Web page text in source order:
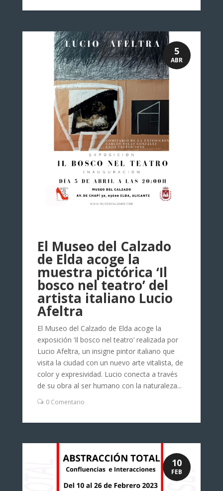
El Museo del Calzado
de Elda acoge la
muestra pictórica ‘Il
bosco nel teatro’ del
artista italiano Lucio
Afeltra
El Museo del Calzado de Elda acoge la
exposición ‘Il bosco nel teatro’ realizada por
Lucio Afeltra, un insigne pintor italiano que
visita la ciudad con un nuevo arte vitalista, de
color y expresividad. Lucio conecta a través
de su obra al ser humano con la naturaleza...
0 Comentario
5
ABR
10
FEB